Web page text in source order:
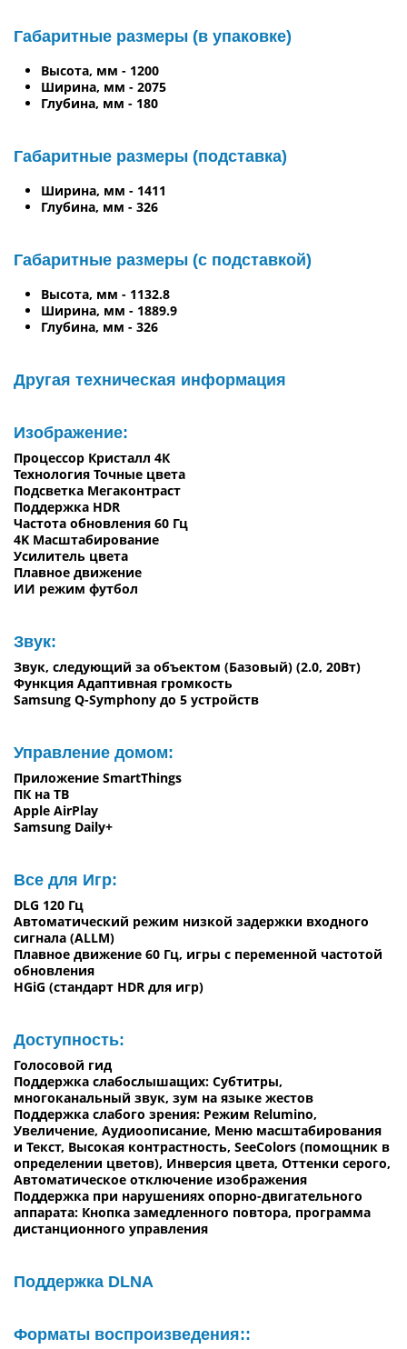
Габаритные размеры (в упаковке)
Высота, мм - 1200
Ширина, мм - 2075
Глубина, мм - 180
Габаритные размеры (подставка)
Ширина, мм - 1411
Глубина, мм - 326
Габаритные размеры (с подставкой)
Высота, мм - 1132.8
Ширина, мм - 1889.9
Глубина, мм - 326
Другая техническая информация
Изображение:
Процессор Кристалл 4К
Технология Точные цвета
Подсветка Мегаконтраст
Поддержка HDR
Частота обновления 60 Гц
4K Масштабирование
Усилитель цвета
Плавное движение
ИИ режим футбол
Звук:
Звук, следующий за объектом (Базовый) (2.0, 20Вт)
Функция Адаптивная громкость
Samsung Q-Symphony до 5 устройств
Управление домом:
Приложение SmartThings
ПК на ТВ
Apple AirPlay
Samsung Daily+
Все для Игр:
DLG 120 Гц
Автоматический режим низкой задержки входного
сигнала (ALLM)
Плавное движение 60 Гц, игры с переменной частотой
обновления
HGiG (стандарт HDR для игр)
Доступность:
Голосовой гид
Поддержка слабослышащих: Субтитры,
многоканальный звук, зум на языке жестов
Поддержка слабого зрения: Режим Relumino,
Увеличение, Аудиоописание, Меню масштабирования
и Текст, Высокая контрастность, SeeColors (помощник в
определении цветов), Инверсия цвета, Оттенки серого,
Автоматическое отключение изображения
Поддержка при нарушениях опорно-двигательного
аппарата: Кнопка замедленного повтора, программа
дистанционного управления
Поддержка DLNA
Форматы воспроизведения::